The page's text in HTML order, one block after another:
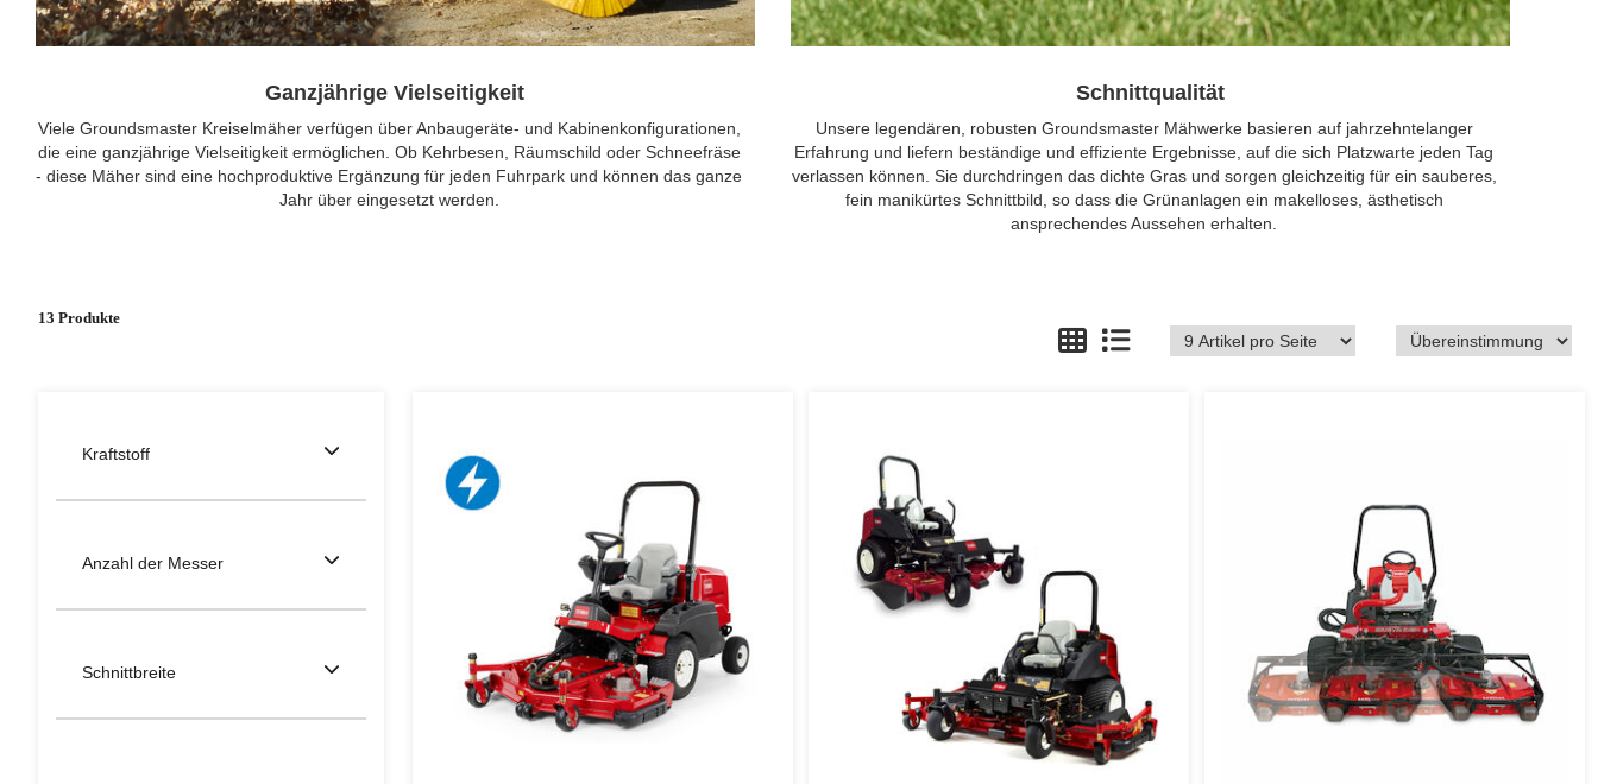
Ganzjährige Vielseitigkeit
Viele Groundsmaster Kreiselmäher verfügen über Anbaugeräte- und Kabinenkonfigurationen,
die eine ganzjährige Vielseitigkeit ermöglichen. Ob Kehrbesen, Räumschild oder Schneefräse
- diese Mäher sind eine hochproduktive Ergänzung für jeden Fuhrpark und können das ganze
Jahr über eingesetzt werden.
Schnittqualität
Unsere legendären, robusten Groundsmaster Mähwerke basieren auf jahrzehntelanger
Erfahrung und liefern beständige und effiziente Ergebnisse, auf die sich Platzwarte jeden Tag
verlassen können. Sie durchdringen das dichte Gras und sorgen gleichzeitig für ein sauberes,
fein manikürtes Schnittbild, so dass die Grünanlagen ein makelloses, ästhetisch
ansprechendes Aussehen erhalten.
13 Produkte
Kraftstoff
Anzahl der Messer
Schnittbreite